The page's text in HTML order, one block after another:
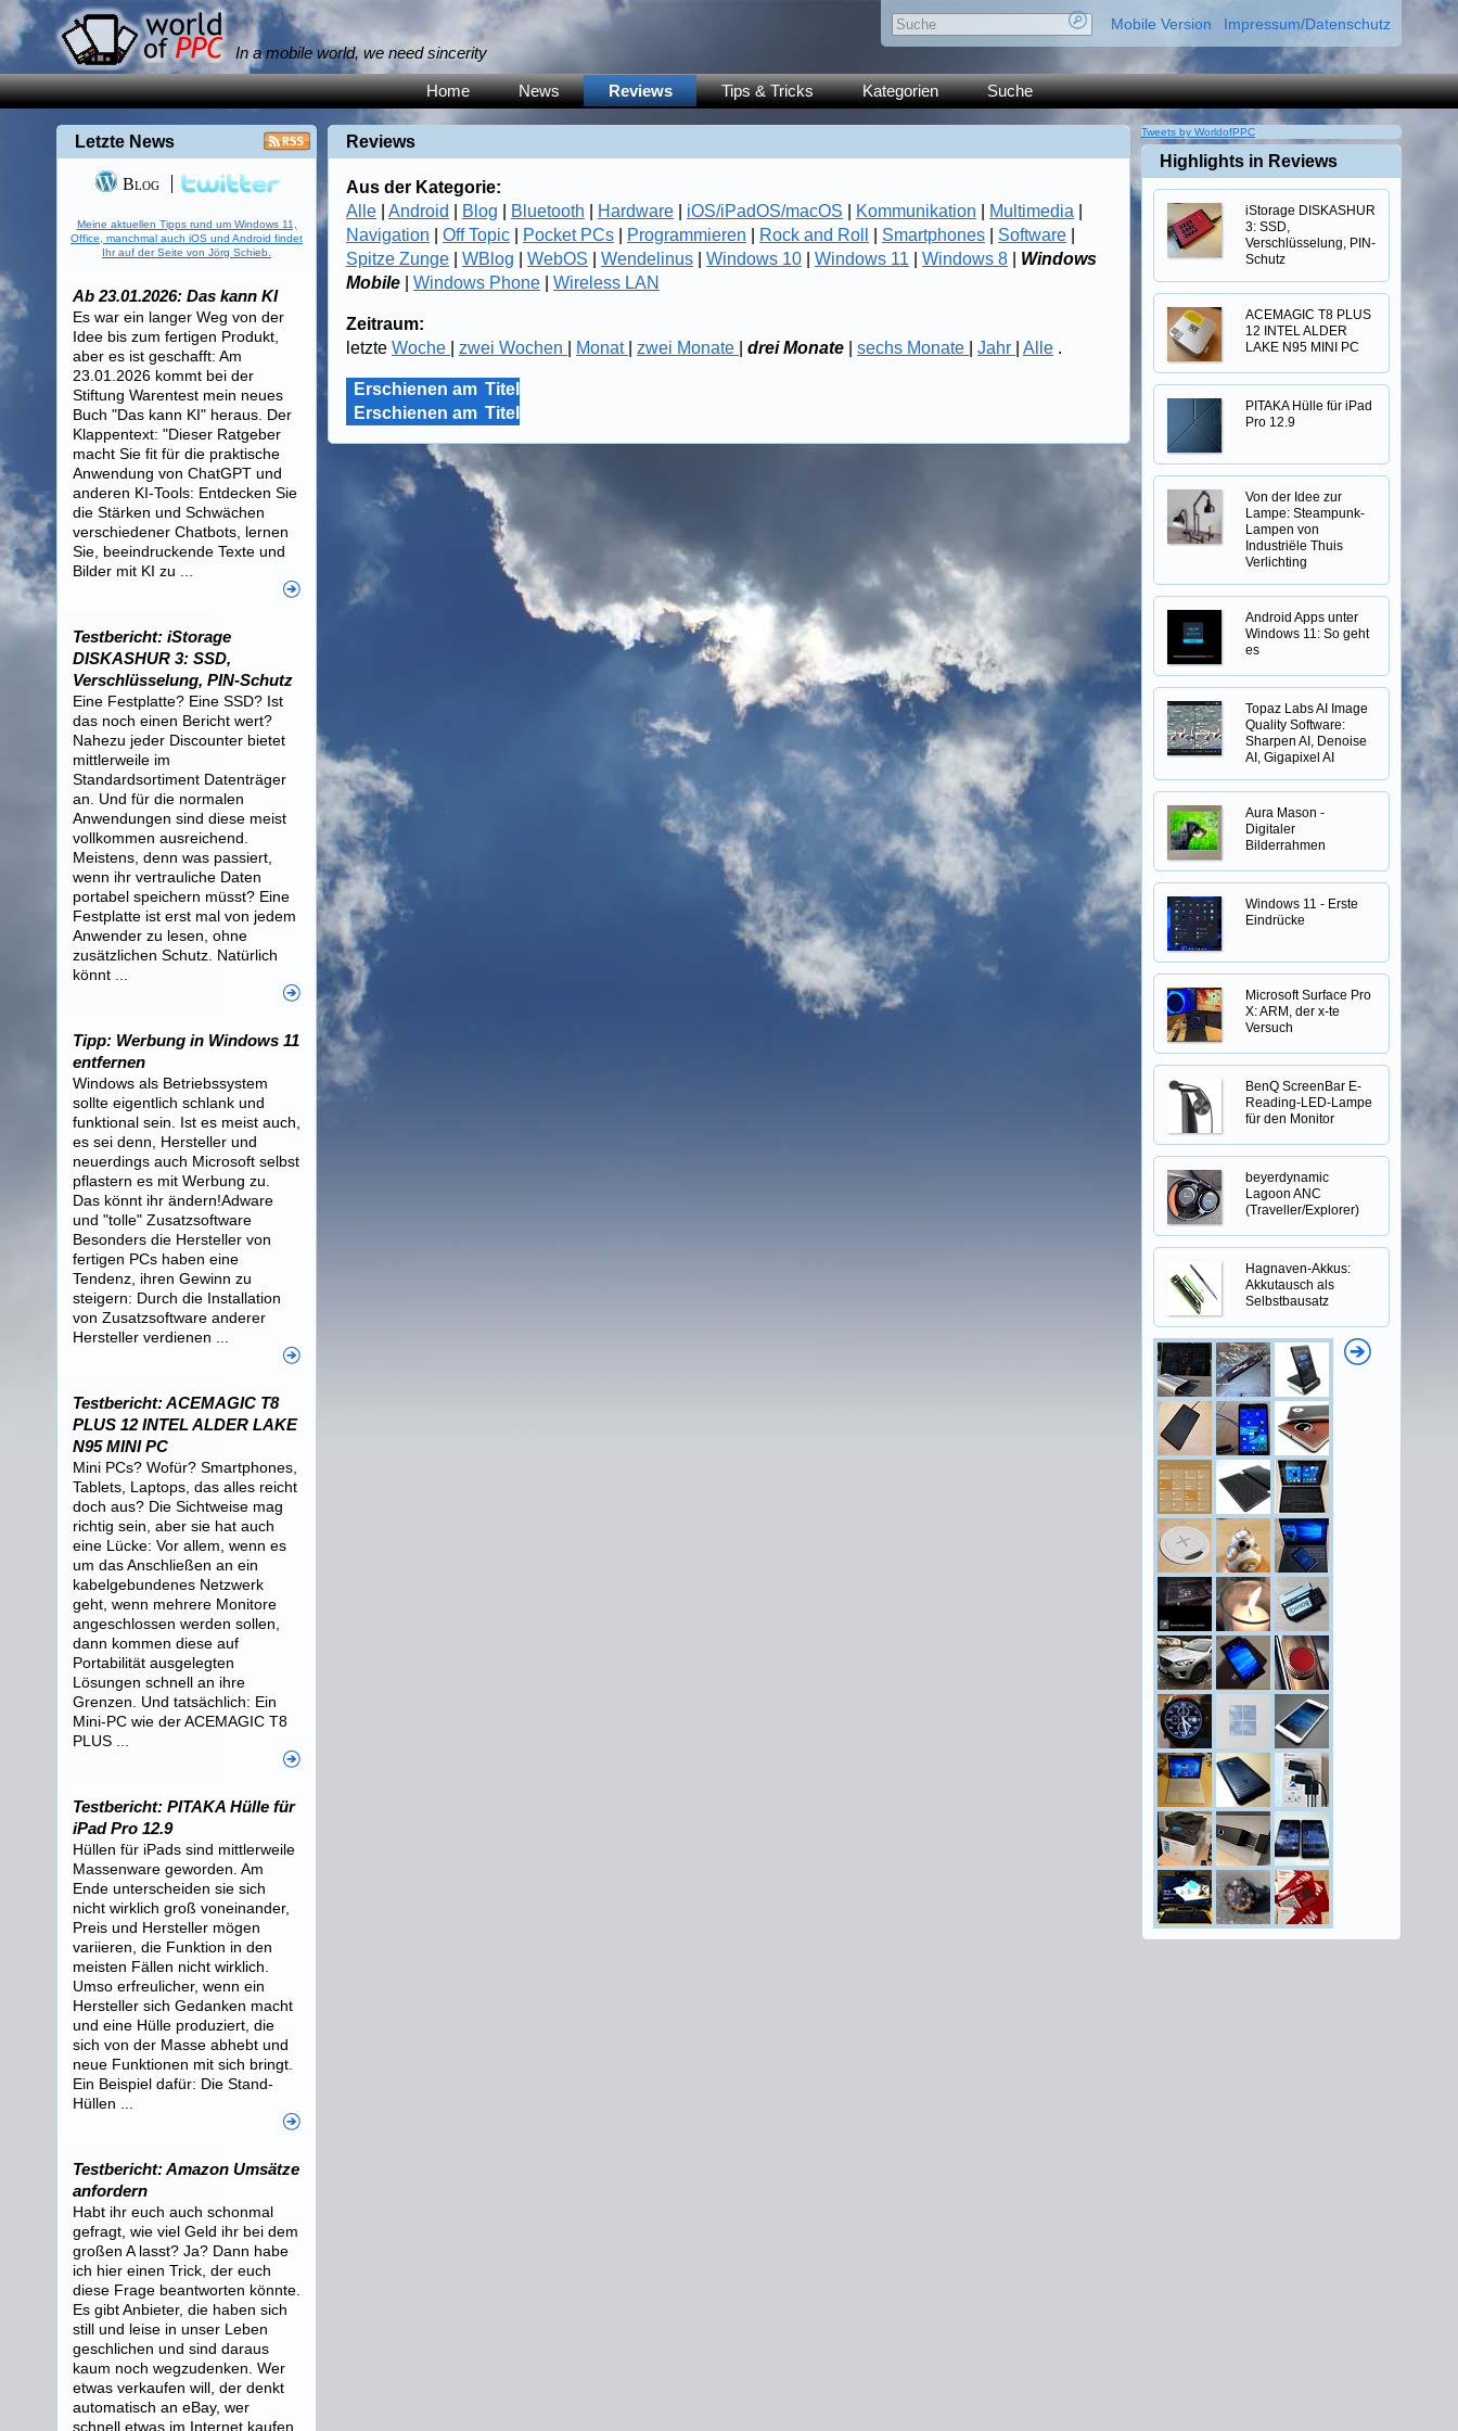
In a mobile world, we need sincerity
Mobile Version Impressum/Datenschutz
Home News Reviews Tips & Tricks Kategorien Suche
Reviews
Aus der Kategorie:
Alle
Android Blog Bluetooth Hardware iOS/iPadOS/macOS Kommunikation Multimedia
Navigation
Off Topic Pocket PCs Programmieren Rock and Roll Smartphones Software
Spitze Zunge
WBlog WebOS Wendelinus Windows 10 Windows 11 Windows 8
Windows
Mobile
Windows Phone Wireless LAN
Zeitraum:
letzte Woche zwei Wochen Monat zwei Monate drei Monate sechs Monate Jahr Alle .
Erschienen am Titel
Erschienen am Titel
Letzte News
Blog
Meine aktuellen Tipps rund um Windows 11,
Office, manchmal auch iOS und Android findet
Ihr auf der Seite von Jörg Schieb.
Ab 23.01.2026: Das kann KI
Es war ein langer Weg von der
Idee bis zum fertigen Produkt,
aber es ist geschafft: Am
23.01.2026 kommt bei der
Stiftung Warentest mein neues
Buch "Das kann KI" heraus. Der
Klappentext: "Dieser Ratgeber
macht Sie fit für die praktische
Anwendung von ChatGPT und
anderen KI-Tools: Entdecken Sie
die Stärken und Schwächen
verschiedener Chatbots, lernen
Sie, beeindruckende Texte und
Bilder mit KI zu ...
Testbericht: iStorage
DISKASHUR 3: SSD,
Verschlüsselung, PIN-Schutz
Eine Festplatte? Eine SSD? Ist
das noch einen Bericht wert?
Nahezu jeder Discounter bietet
mittlerweile im
Standardsortiment Datenträger
an. Und für die normalen
Anwendungen sind diese meist
vollkommen ausreichend.
Meistens, denn was passiert,
wenn ihr vertrauliche Daten
portabel speichern müsst? Eine
Festplatte ist erst mal von jedem
Anwender zu lesen, ohne
zusätzlichen Schutz. Natürlich
könnt ...
Tipp: Werbung in Windows 11
entfernen
Windows als Betriebssystem
sollte eigentlich schlank und
funktional sein. Ist es meist auch,
es sei denn, Hersteller und
neuerdings auch Microsoft selbst
pflastern es mit Werbung zu.
Das könnt ihr ändern!Adware
und "tolle" Zusatzsoftware
Besonders die Hersteller von
fertigen PCs haben eine
Tendenz, ihren Gewinn zu
steigern: Durch die Installation
von Zusatzsoftware anderer
Hersteller verdienen ...
Testbericht: ACEMAGIC T8
PLUS 12 INTEL ALDER LAKE
N95 MINI PC
Mini PCs? Wofür? Smartphones,
Tablets, Laptops, das alles reicht
doch aus? Die Sichtweise mag
richtig sein, aber sie hat auch
eine Lücke: Vor allem, wenn es
um das Anschließen an ein
kabelgebundenes Netzwerk
geht, wenn mehrere Monitore
angeschlossen werden sollen,
dann kommen diese auf
Portabilität ausgelegten
Lösungen schnell an ihre
Grenzen. Und tatsächlich: Ein
Mini-PC wie der ACEMAGIC T8
PLUS ...
Testbericht: PITAKA Hülle für
iPad Pro 12.9
Hüllen für iPads sind mittlerweile
Massenware geworden. Am
Ende unterscheiden sie sich
nicht wirklich groß voneinander,
Preis und Hersteller mögen
variieren, die Funktion in den
meisten Fällen nicht wirklich.
Umso erfreulicher, wenn ein
Hersteller sich Gedanken macht
und eine Hülle produziert, die
sich von der Masse abhebt und
neue Funktionen mit sich bringt.
Ein Beispiel dafür: Die Stand-
Hüllen ...
Testbericht: Amazon Umsätze
anfordern
Habt ihr euch auch schonmal
gefragt, wie viel Geld ihr bei dem
großen A lasst? Ja? Dann habe
ich hier einen Trick, der euch
diese Frage beantworten könnte.
Es gibt Anbieter, die haben sich
still und leise in unser Leben
geschlichen und sind daraus
kaum noch wegzudenken. Wer
etwas verkaufen will, der denkt
automatisch an eBay, wer
schnell etwas im Internet kaufen
Tweets by WorldofPPC
Highlights in Reviews
iStorage DISKASHUR
3: SSD,
Verschlüsselung, PIN-
Schutz
ACEMAGIC T8 PLUS
12 INTEL ALDER
LAKE N95 MINI PC
PITAKA Hülle für iPad
Pro 12.9
Von der Idee zur
Lampe: Steampunk-
Lampen von
Industriële Thuis
Verlichting
Android Apps unter
Windows 11: So geht
es
Topaz Labs AI Image
Quality Software:
Sharpen AI, Denoise
AI, Gigapixel AI
Aura Mason -
Digitaler
Bilderrahmen
Windows 11 - Erste
Eindrücke
Microsoft Surface Pro
X: ARM, der x-te
Versuch
BenQ ScreenBar E-
Reading-LED-Lampe
für den Monitor
beyerdynamic
Lagoon ANC
(Traveller/Explorer)
Hagnaven-Akkus:
Akkutausch als
Selbstbausatz